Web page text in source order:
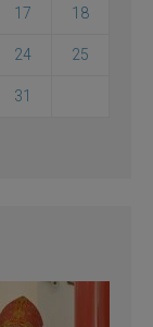
17 18
24 25
31